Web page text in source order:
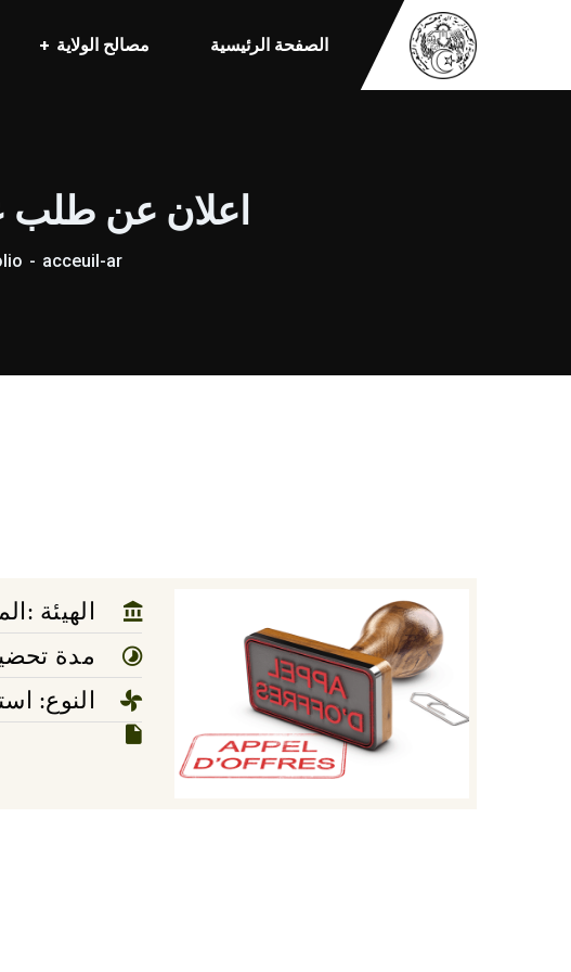
الصفحة الرئيسية مصالح الولاية
اعلان عن طلب
acceuil-ar
الهيئة
مدة تحضير
النوع: